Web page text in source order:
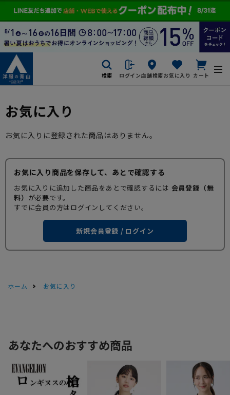
検索 ログイン店舗検索お気に入り カート
お気に入り
お気に入りに登録された商品はありません。
お気に入り商品を保存して、あとで確認する
お気に入りに追加した商品をあとで確認するには 会員登録（無
料） が必要です。
すでに会員の方はログインしてください。
新規会員登録 / ログイン
ホーム お気に入り